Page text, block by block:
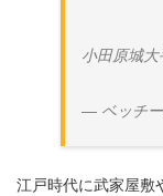
小田原城
— ベッチ
江戸時代に武家屋敷